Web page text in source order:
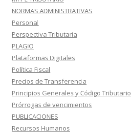
NORMAS ADMINISTRATIVAS
Personal
Perspectiva Tributaria
PLAGIO
Plataformas Digitales
Política Fiscal
Precios de Transferencia
Principios Generales y Código Tributario
Prórrogas de vencimientos
PUBLICACIONES
Recursos Humanos